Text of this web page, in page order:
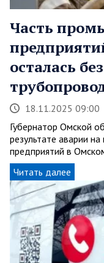
Часть
осталась
18.11.2025 09:00
Губернатор Омской
результате аварии
предприятий в
Читать далее